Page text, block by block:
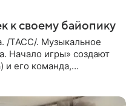
к своему байопику
/ТАСС/. Музыкальное
Начало игры» создают
и его команда,